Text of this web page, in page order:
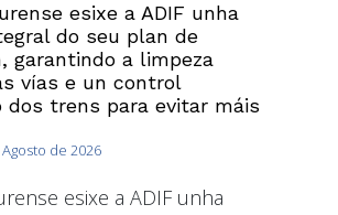
esixe a ADIF unha
do seu plan de
garantindo a limpeza
vías e un control
dos trens para evitar máis
de 2026
esixe a ADIF unha